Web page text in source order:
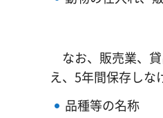
なお、販売業、
え、5年間保存しな
品種等の名称